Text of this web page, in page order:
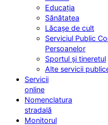
Educația
Sănătatea
Lăcașe de cult
Serviciul Public
Persoanelor
Sportul și tineretul
Alte servicii
Servicii
online
Nomenclatura
stradală
Monitorul